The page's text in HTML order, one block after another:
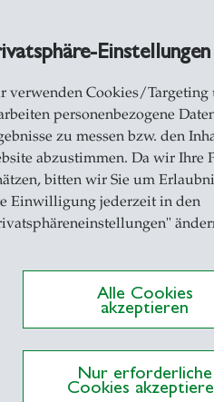
Einstellungen
verwenden Cookies/Targeting
personenbezogene
zu messen bzw. den
abzustimmen. Da wir Ihre
bitten wir Sie um
Einwilligung jederzeit in den
Alle Cookies
akzeptieren
Nur erforderliche
Cookies